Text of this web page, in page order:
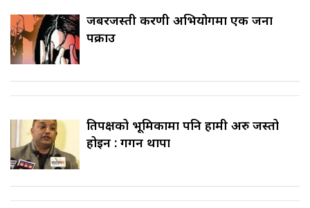
जबरजस्ती करणी अभियोगमा एक जना
पक्राउ
प्रतिपक्षको भूमिकामा पनि हामी अरु जस्तो
होइन : गगन थापा